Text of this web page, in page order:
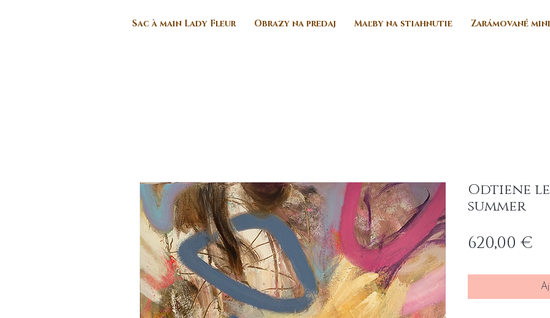
Sac à main Lady Fleur Obrazy na predaj Maľby na stiahnutie Zarámované
Odtiene
summer
620,00 €